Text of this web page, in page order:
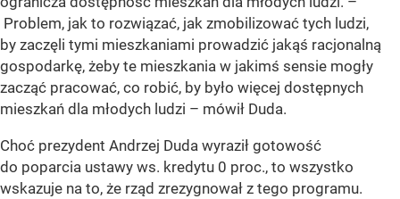
Problem, jak to rozwiązać, jak zmobilizować tych ludzi,
by zaczęli tymi mieszkaniami prowadzić jakąś racjonalną
gospodarkę, żeby te mieszkania w jakimś sensie mogły
zacząć pracować, co robić, by było więcej dostępnych
mieszkań dla młodych ludzi – mówił Duda.
Choć prezydent Andrzej Duda wyraził gotowość
do poparcia ustawy ws. kredytu 0 proc., to wszystko
wskazuje na to, że rząd zrezygnował z tego programu.